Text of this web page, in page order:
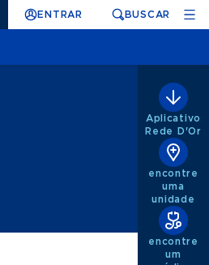
ENTRAR BUSCAR
Aplicativo
Rede D'Or
encontre
uma
unidade
encontre
um